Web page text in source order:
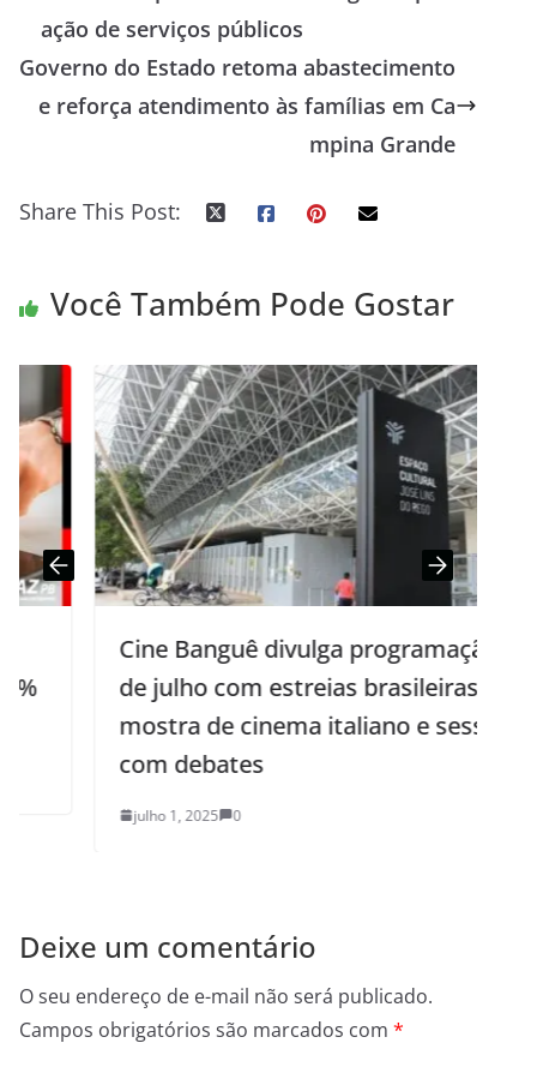
ação de serviços públicos
Governo do Estado retoma abastecimento
e reforça atendimento às famílias em Ca
mpina Grande
Share This Post:
Você Também Pode Gostar
Cine Banguê divulga programação
de julho com estreias brasileiras,
mostra de cinema italiano e sessões
com debates
julho 1, 2025 0
Deixe um comentário
O seu endereço de e-mail não será publicado.
Campos obrigatórios são marcados com *